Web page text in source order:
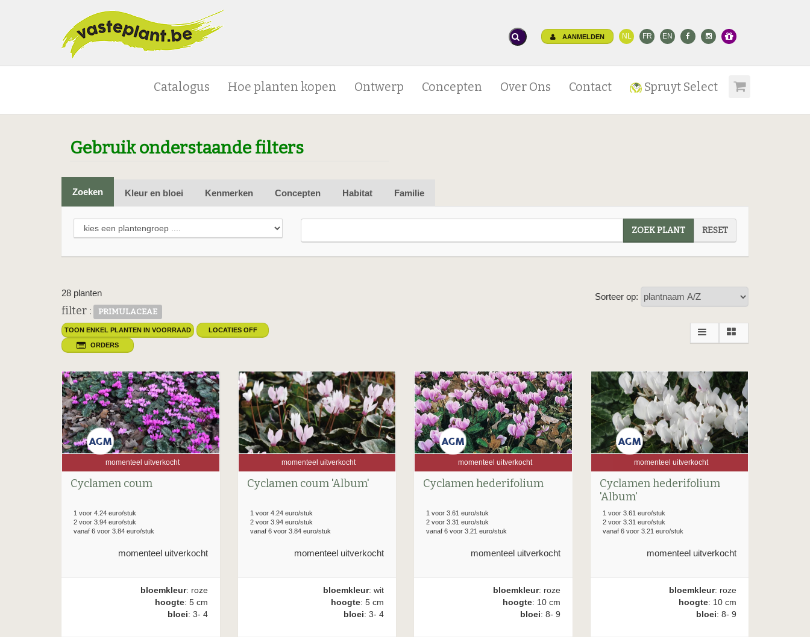
AANMELDEN NL FR EN
Catalogus Hoe planten kopen Ontwerp Concepten Over Ons Contact Spruyt Select
Gebruik onderstaande filters
Zoeken Kleur en bloei Kenmerken Concepten Habitat Familie
ZOEK PLANT RESET
28 planten
filter : PRIMULACEAE
Sorteer op:
TOON ENKEL PLANTEN IN VOORRAAD LOCATIES OFF
ORDERS
momenteel uitverkocht
Cyclamen coum
1 voor 4.24 euro/stuk
2 voor 3.94 euro/stuk
vanaf 6 voor 3.84 euro/stuk
momenteel uitverkocht
bloemkleur: roze
hoogte: 5 cm
bloei: 3- 4
momenteel uitverkocht
Cyclamen coum 'Album'
1 voor 4.24 euro/stuk
2 voor 3.94 euro/stuk
vanaf 6 voor 3.84 euro/stuk
momenteel uitverkocht
bloemkleur: wit
hoogte: 5 cm
bloei: 3- 4
momenteel uitverkocht
Cyclamen hederifolium
1 voor 3.61 euro/stuk
2 voor 3.31 euro/stuk
vanaf 6 voor 3.21 euro/stuk
momenteel uitverkocht
bloemkleur: roze
hoogte: 10 cm
bloei: 8- 9
momenteel uitverkocht
Cyclamen hederifolium
'Album'
1 voor 3.61 euro/stuk
2 voor 3.31 euro/stuk
vanaf 6 voor 3.21 euro/stuk
momenteel uitverkocht
bloemkleur: roze
hoogte: 10 cm
bloei: 8- 9